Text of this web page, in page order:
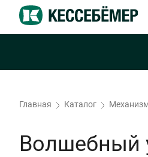
Главная Каталог
Волшебный